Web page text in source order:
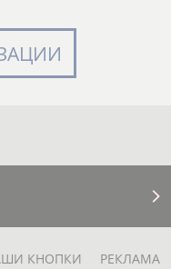
КНОПКИ РЕКЛАМА